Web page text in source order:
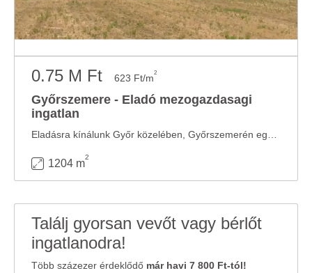
0.75 M Ft 623 Ft/m2
Győrszemere - Eladó mezogazdasagi
ingatlan
1204 m
2
Találj gyorsan vevőt vagy bérlőt
ingatlanodra!
Több százezer érdeklődő már havi 7 800 Ft-tól!